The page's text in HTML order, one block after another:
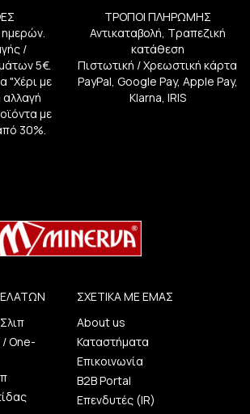
ημερών.
/
5€.
"Χέρι με
αλλαγή
με
30%.
ΤΡΟΠΟΙ ΠΛΗΡΩΜΗΣ
Αντικαταβολή, Τραπεζική
κατάθεση
Πιστωτική / Χρεωστική κάρτα
PayPal, Google Pay, Apple Pay,
Klarna, IRIS
One-
ΣΧΕΤΙΚΑ ΜΕ ΕΜΑΣ
About us
Καταστήματα
Επικοινωνία
B2B Portal
Επενδυτές (IR)